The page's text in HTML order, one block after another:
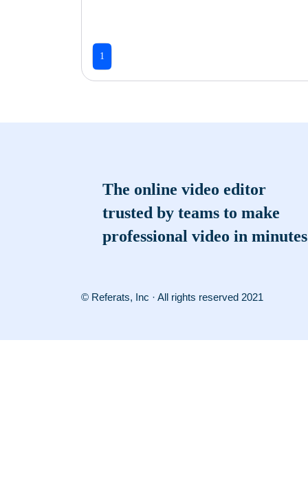
1
The online video editor
trusted by teams to make
professional video in minutes
© Referats, Inc · All rights reserved 2021